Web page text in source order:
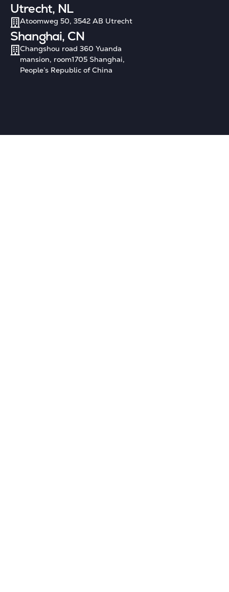
Utrecht, NL
Atoomweg 50, 3542 AB Utrecht
Shanghai, CN
Changshou road 360 Yuanda
mansion, room1705 Shanghai,
People’s Republic of China